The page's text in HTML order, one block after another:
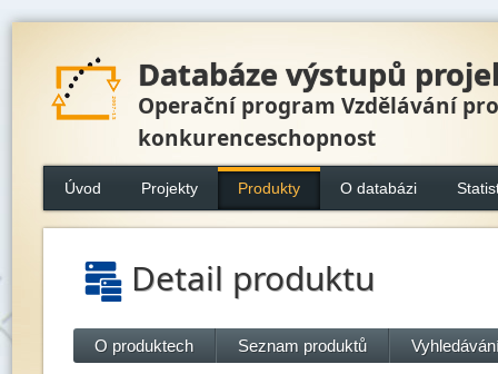
Databáze výstupů
Operační program Vzdělávání pro
konkurenceschopnost
Úvod Projekty Produkty O databázi
Detail produktu
O produktech Seznam produktů